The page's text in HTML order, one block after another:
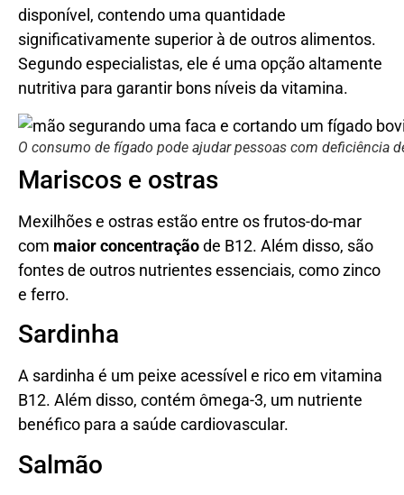
disponível, contendo uma quantidade
significativamente superior à de outros alimentos.
Segundo especialistas, ele é uma opção altamente
nutritiva para garantir bons níveis da vitamina.
O consumo de fígado pode ajudar pessoas com deficiência
Mariscos e ostras
Mexilhões e ostras estão entre os frutos-do-mar
com maior concentraçãode B12. Além disso, são
fontes de outros nutrientes essenciais, como zinco
e ferro.
Sardinha
A sardinha é um peixe acessível e rico em vitamina
B12. Além disso, contém ômega-3, um nutriente
benéfico para a saúde cardiovascular.
Salmão